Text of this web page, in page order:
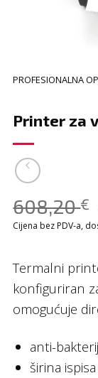
PROFESIONALNA
Printer za
608,20€
Cijena bez PDV-a,
Termalni
konfiguriran
omogućuje
anti-
širina